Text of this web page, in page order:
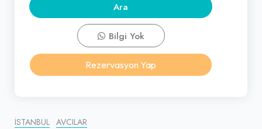
İSTANBUL AVCILAR
Ara
Bilgi Yok
Rezervasyon Yap